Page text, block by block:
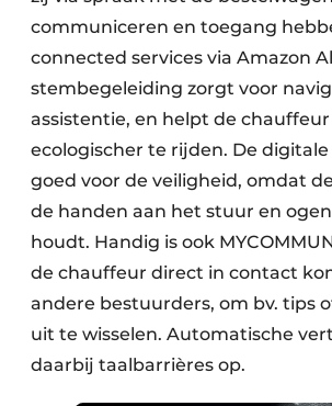
communiceren en toegang
connected services via Amazon
stembegeleiding zorgt voor
assistentie, en helpt de
ecologischer te rijden. De
goed voor de veiligheid, omdat
de handen aan het stuur en
houdt. Handig is ook
de chauffeur direct in contact
andere bestuurders, om bv. tips
uit te wisselen. Automatische
daarbij taalbarrières op.